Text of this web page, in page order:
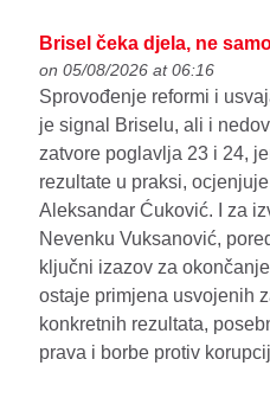
Brisel čeka djela, ne
on 05/08/2026 at 06:16
Sprovođenje reformi i
je signal Briselu, ali i
zatvore poglavlja 23 i 24,
rezultate u praksi,
Aleksandar Ćuković. I za
Nevenku Vuksanović,
ključni izazov za
ostaje primjena usvojenih
konkretnih rezultata,
prava i borbe protiv